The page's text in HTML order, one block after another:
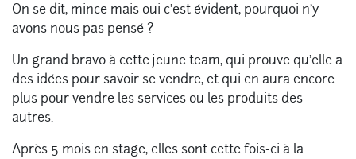
On se dit, mince mais oui c’est évident, pourquoi n’y
avons nous pas pensé ?
Un grand bravo à cette jeune team, qui prouve qu’elle a
des idées pour savoir se vendre, et qui en aura encore
plus pour vendre les services ou les produits des
autres.
Après 5 mois en stage, elles sont cette fois-ci à la